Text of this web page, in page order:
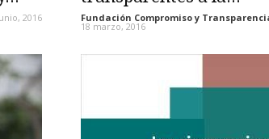
2016 Fundación Compromiso y
18 marzo, 2016